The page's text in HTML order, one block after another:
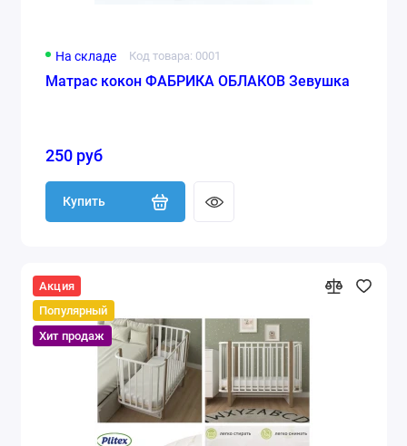
На складе Код товара: 0001
Матрас кокон ФАБРИКА ОБЛАКОВ Зевушка
250 руб
Купить
Акция
Популярный
Хит продаж